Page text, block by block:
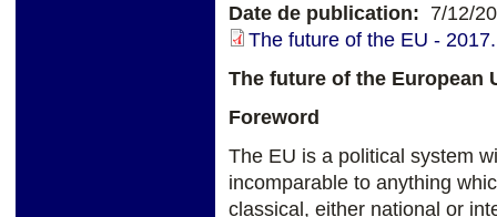
Date de publication: 7/12/
The future of the EU -
The future of the European
Foreword
The EU is a political system
incomparable to anything
classical, either national or